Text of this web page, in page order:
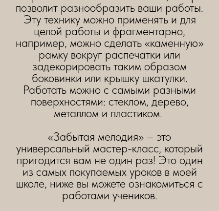
позволит разнообразить ваши работы.
Эту технику можно применять и для
целой работы и фрагментарно,
например, можно сделать «каменную»
рамку вокруг распечатки или
задекорировать таким образом
боковинки или крышку шкатулки.
Работать можно с самыми разными
поверхностями: стеклом, дерево,
металлом и пластиком.
«Забытая мелодия» – это
универсальный мастер-класс, который
пригодится вам не один раз! Это один
из самых покупаемых уроков в моей
школе, ниже вы можете ознакомиться с
работами учеников.